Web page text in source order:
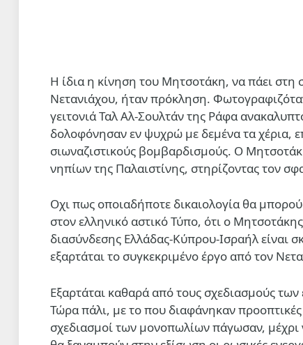
H ίδια η κίνηση του Μητσοτάκη, να πάει στη
Νετανιάχου, ήταν πρόκληση.
γειτονιά Ταλ Αλ-Σουλτάν της Ράφα
δολοφόνησαν εν ψυχρώ με δεμένα τα χέρια,
σιωναζιστικούς βομβαρδισμούς. O
νηπίων της Παλαιστίνης, στηρίζοντας τον
Οχι πως οποιαδήποτε δικαιολογία θα
στον ελληνικό αστικό Τύπο, ότι ο
διασύνδεσης Ελλάδας-Κύπρου-Ισραήλ είναι
εξαρτάται το συγκεκριμένο έργο από τον
Εξαρτάται καθαρά από τους σχεδιασμούς
Τώρα πάλι, με το που διαφάνηκαν
σχεδιασμοί των μονοπωλίων πάγωσαν, μέχρι